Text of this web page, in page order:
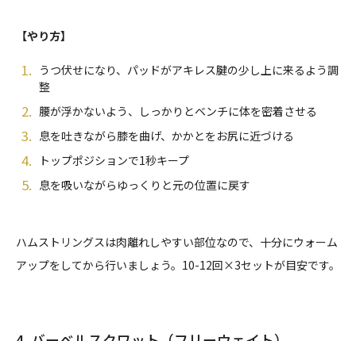
【やり方】
うつ伏せになり、パッドがアキレス腱の少し上に来るよう調
整
腰が浮かないよう、しっかりとベンチに体を密着させる
息を吐きながら膝を曲げ、かかとをお尻に近づける
トップポジションで1秒キープ
息を吸いながらゆっくりと元の位置に戻す
ハムストリングスは肉離れしやすい部位なので、十分にウォーム
アップをしてから行いましょう。10-12回×3セットが目安です。